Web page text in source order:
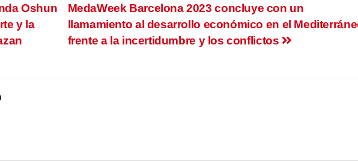
MedaWeek Barcelona 2023 concluye con un
llamamiento al desarrollo económico en el
frente a la incertidumbre y los conflictos
Oshun
y la